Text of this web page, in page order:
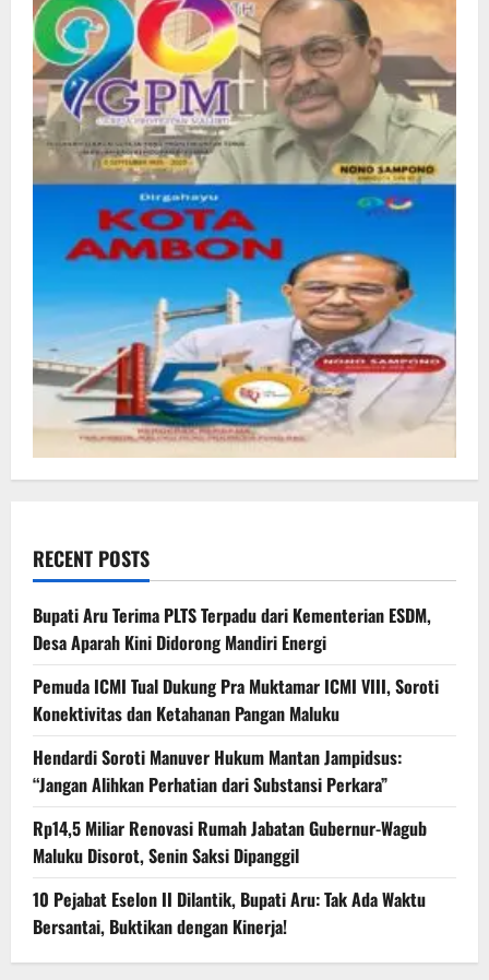
RECENT POSTS
Bupati Aru Terima PLTS Terpadu dari Kementerian ESDM,
Desa Aparah Kini Didorong Mandiri Energi
Pemuda ICMI Tual Dukung Pra Muktamar ICMI VIII, Soroti
Konektivitas dan Ketahanan Pangan Maluku
Hendardi Soroti Manuver Hukum Mantan Jampidsus:
“Jangan Alihkan Perhatian dari Substansi Perkara”
Rp14,5 Miliar Renovasi Rumah Jabatan Gubernur-Wagub
Maluku Disorot, Senin Saksi Dipanggil
10 Pejabat Eselon II Dilantik, Bupati Aru: Tak Ada Waktu
Bersantai, Buktikan dengan Kinerja!